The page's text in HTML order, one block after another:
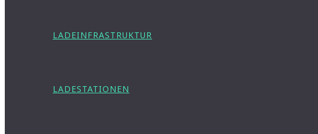
LADEINFRASTRUKTUR
LADESTATIONEN